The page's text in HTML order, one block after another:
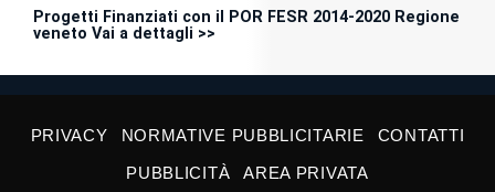
Progetti Finanziati con il POR FESR 2014-2020 Regione
veneto Vai a dettagli >>
PRIVACY NORMATIVE PUBBLICITARIE
CONTATTI
PUBBLICITÀ
AREA PRIVATA